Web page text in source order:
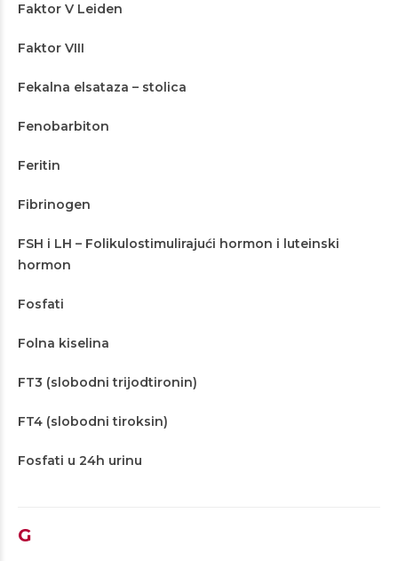
Faktor V Leiden
Faktor VIII
Fekalna elsataza – stolica
Fenobarbiton
Feritin
Fibrinogen
FSH i LH – Folikulostimulirajući hormon i luteinski
hormon
Fosfati
Folna kiselina
FT3 (slobodni trijodtironin)
FT4 (slobodni tiroksin)
Fosfati u 24h urinu
G